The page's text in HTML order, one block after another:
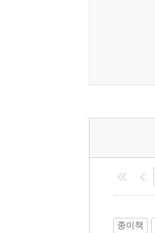
종이책